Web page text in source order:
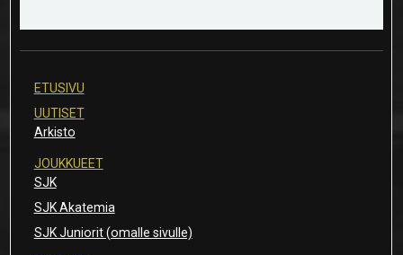
ETUSIVU
UUTISET
Arkisto
JOUKKUEET
SJK
SJK Akatemia
SJK Juniorit (omalle sivulle)